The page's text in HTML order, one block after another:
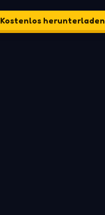
Kostenlos herunterladen